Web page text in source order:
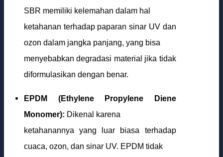
SBR memiliki kelemahan dalam hal
ketahanan terhadap paparan sinar UV dan
ozon dalam jangka panjang, yang bisa
menyebabkan degradasi material jika tidak
diformulasikan dengan benar.
EPDM (Ethylene Propylene Diene
Monomer): Dikenal karena
ketahanannya yang luar biasa terhadap
cuaca, ozon, dan sinar UV. EPDM tidak